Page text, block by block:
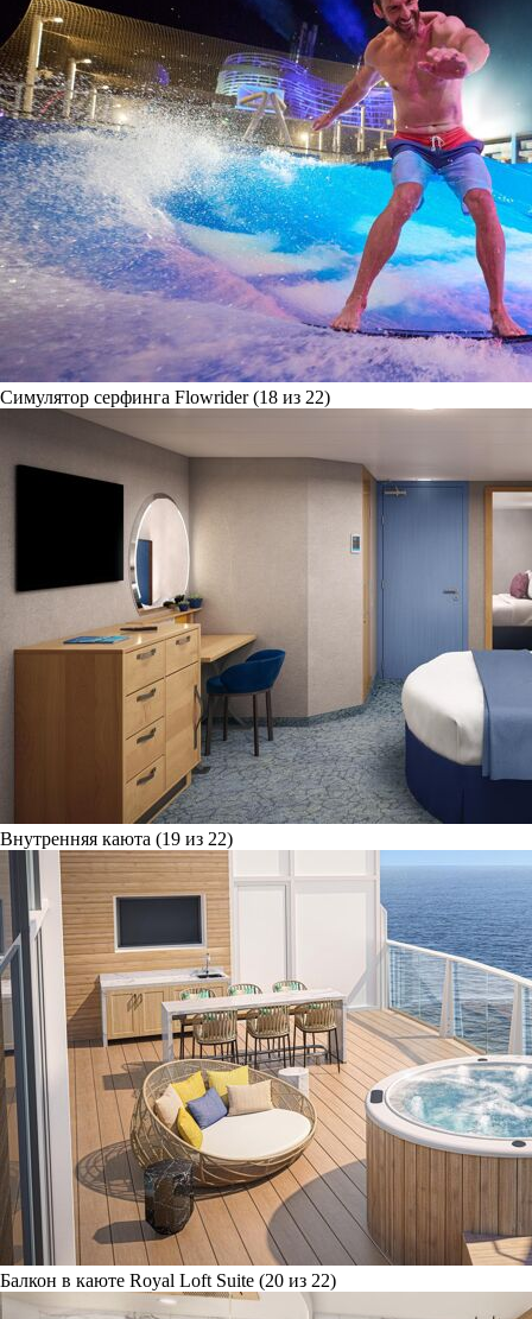
Симулятор серфинга Flowrider (18 из 22)
Внутренняя каюта (19 из 22)
Балкон в каюте Royal Loft Suite (20 из 22)